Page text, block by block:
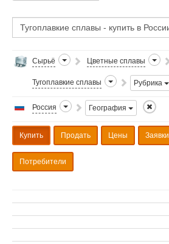
Сырьё Цветные сплавы
Тугоплавкие сплавы Рубрика
Россия География
Купить Продать Цены Заявки
Потребители